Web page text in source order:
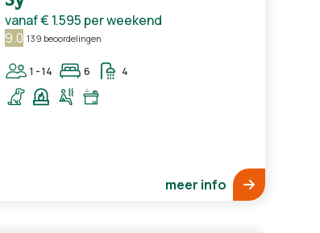
vanaf€ 1.595 per weekend
9.0 139 beoordelingen
1 - 14 6 4
meer info